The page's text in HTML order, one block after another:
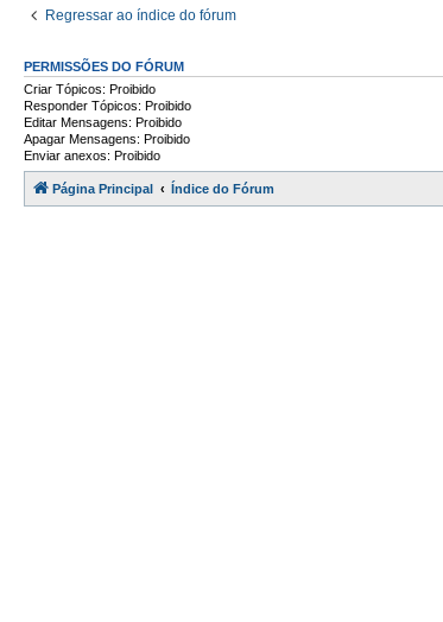
Regressar ao índice do fórum
PERMISSÕES DO FÓRUM
Criar Tópicos: Proibido
Responder Tópicos: Proibido
Editar Mensagens: Proibido
Apagar Mensagens: Proibido
Enviar anexos: Proibido
Página Principal Índice do Fórum